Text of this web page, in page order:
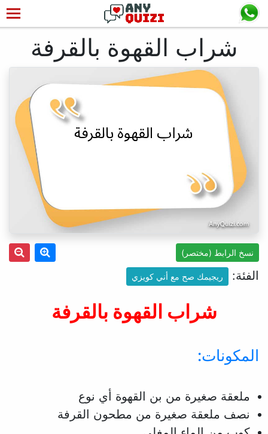
شراب القهوة بالقرفة
نسخ الرابط (مختصر)
الفئة: ريجيمك صح مع أني كويزي
شراب القهوة بالقرفة
المكونات:
ملعقة صغيرة من بن القهوة أي نوع
نصف ملعقة صغيرة من مطحون القرفة